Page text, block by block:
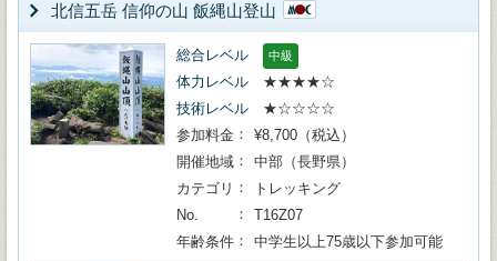
北信五岳 信仰の山 飯縄山登山
総合レベル 中級
体力レベル
★★★★☆
技術レベル
★☆☆☆☆
参加料金
¥8,700（税込）
開催地域
中部（長野県）
カテゴリ
トレッキング
No.
T16Z07
年齢条件
中学生以上75歳以下参加可能